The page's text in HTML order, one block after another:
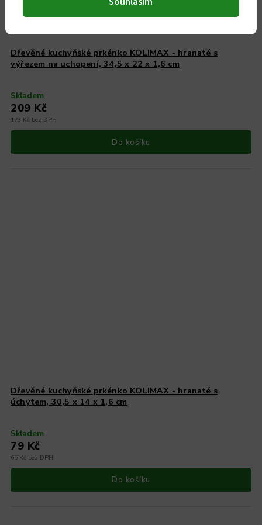
Dřevěné kuchyňské prkénko KOLIMAX - hranaté s
výřezem na uchopení, 34,5 x 22 x 1,6 cm
Skladem
173 Kč bez DPH
209 Kč
Do košíku
Dřevěné kuchyňské prkénko KOLIMAX - hranaté s
úchytem, 30,5 x 14 x 1,6 cm
Skladem
65 Kč bez DPH
79 Kč
Do košíku